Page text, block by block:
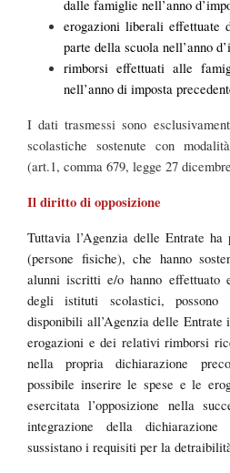
dalle famiglie nell’anno
erogazioni liberali effettuate
parte della scuola nell’anno
rimborsi effettuati alle
nell’anno di imposta
I dati trasmessi sono
scolastiche sostenute con
(art.1, comma 679, legge 27
Il diritto di opposizione
Tuttavia l’Agenzia delle Entrate
(persone fisiche), che hanno
alunni iscritti e/o hanno effettuato
degli istituti scolastici, possono
disponibili all’Agenzia delle
erogazioni e dei relativi rimborsi
nella propria dichiarazione
possibile inserire le spese e le
esercitata l’opposizione nella
integrazione della
sussistano i requisiti per la